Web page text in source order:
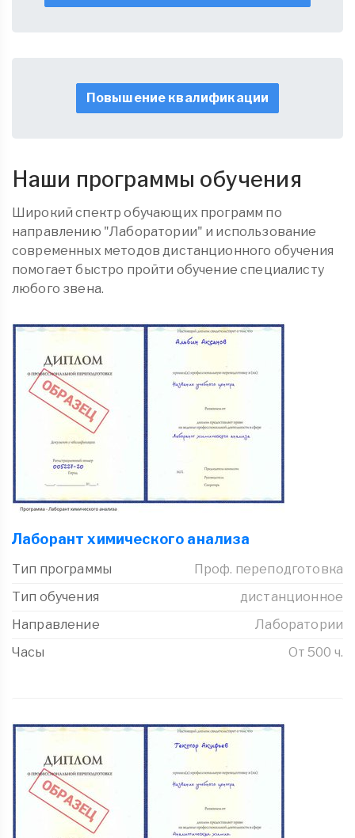
Повышение квалификации
Наши программы обучения
Широкий спектр обучающих программ по
направлению "Лаборатории" и использование
современных методов дистанционного обучения
помогает быстро пройти обучение специалисту
любого звена.
Лаборант химического анализа
Тип программы
Проф. переподготовка
Тип обучения
дистанционное
Направление
Лаборатории
Часы
От 500 ч.